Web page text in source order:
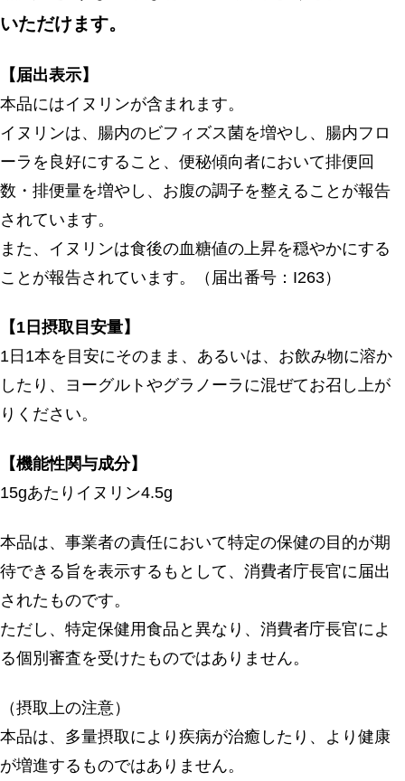
いただけます。
【届出表示】
本品にはイヌリンが含まれます。
イヌリンは、腸内のビフィズス菌を増やし、腸内フロ
ーラを良好にすること、便秘傾向者において排便回
数・排便量を増やし、お腹の調子を整えることが報告
されています。
また、イヌリンは食後の血糖値の上昇を穏やかにする
ことが報告されています。（届出番号：I263）
【1日摂取目安量】
1日1本を目安にそのまま、あるいは、お飲み物に溶か
したり、ヨーグルトやグラノーラに混ぜてお召し上が
りください。
【機能性関与成分】
15gあたりイヌリン4.5g
本品は、事業者の責任において特定の保健の目的が期
待できる旨を表示するもとして、消費者庁長官に届出
されたものです。
ただし、特定保健用食品と異なり、消費者庁長官によ
る個別審査を受けたものではありません。
（摂取上の注意）
本品は、多量摂取により疾病が治癒したり、より健康
が増進するものではありません。